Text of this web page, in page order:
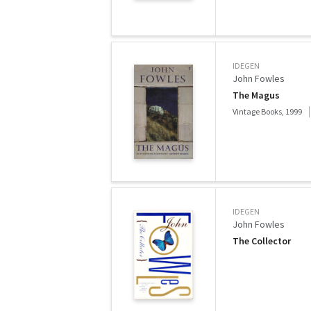
IDEGEN
John Fowles
The Magus
Vintage Books, 1999
IDEGEN
John Fowles
The Collector